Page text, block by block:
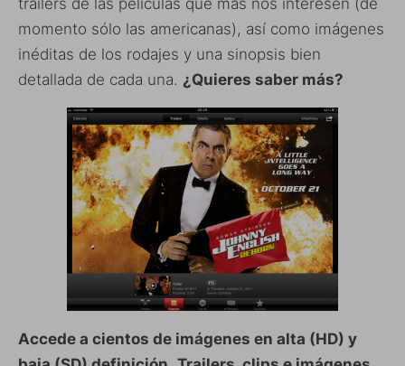
momento sólo las americanas), así como imágenes
inéditas de los rodajes y una sinopsis bien
detallada de cada una. ¿Quieres saber más?
Accede a cientos de imágenes en alta (HD) y